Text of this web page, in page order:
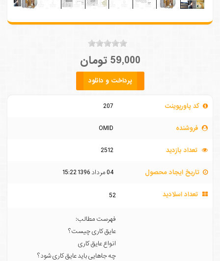
59,000 تومان
پرداخت و دانلود
کد پاورپوینت 207
فروشنده OMID
تعداد بازدید 2512
تاریخ ایجاد محصول 04 مرداد 1396 15:22
تعداد اسلادید 52
فهرست مطالب:
عایق کاری چیست؟
انواع عایق کاری
چه جاهایی باید عایق کاری شود؟